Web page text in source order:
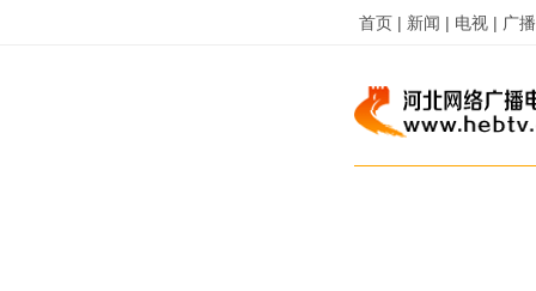
首页 | 新闻 | 电视 | 广